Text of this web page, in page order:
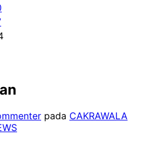
pada CAKRAWALA